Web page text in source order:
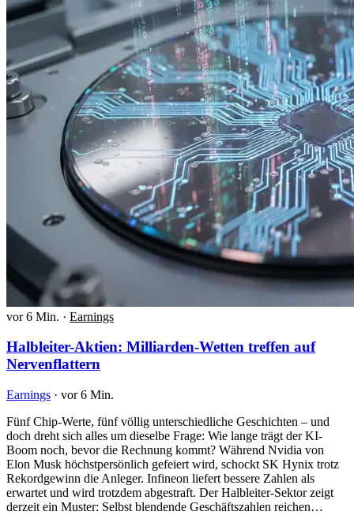
vor 6 Min. · Earnings
Halbleiter-Aktien: Milliarden-Wetten treffen auf
Nervenflattern
Earnings · vor 6 Min.
Fünf Chip-Werte, fünf völlig unterschiedliche Geschichten – und
doch dreht sich alles um dieselbe Frage: Wie lange trägt der KI-
Boom noch, bevor die Rechnung kommt? Während Nvidia von
Elon Musk höchstpersönlich gefeiert wird, schockt SK Hynix trotz
Rekordgewinn die Anleger. Infineon liefert bessere Zahlen als
erwartet und wird trotzdem abgestraft. Der Halbleiter-Sektor zeigt
derzeit ein Muster: Selbst blendende Geschäftszahlen reichen…